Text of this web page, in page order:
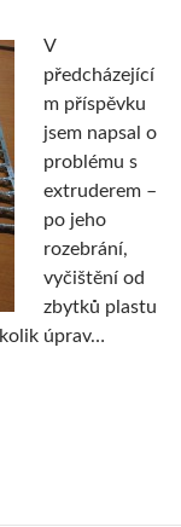
V
předcházející
m příspěvku
jsem napsal o
problému s
extruderem –
po jeho
rozebrání,
vyčištění od
zbytků plastu
úprav…
– my máme